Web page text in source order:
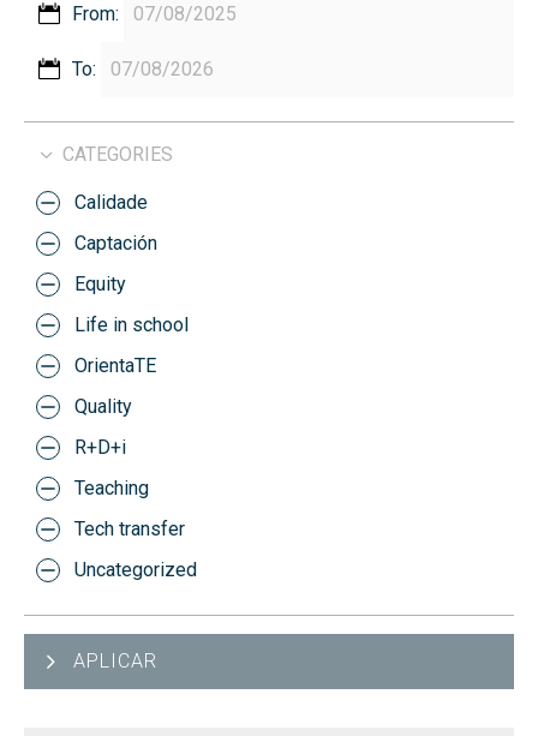
From:
To:
CATEGORIES
Calidade
Captación
Equity
Life in school
OrientaTE
Quality
R+D+i
Teaching
Tech transfer
Uncategorized
APLICAR